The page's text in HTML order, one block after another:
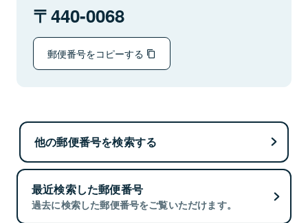
440-0068
郵便番号をコピーする
他の郵便番号を検索する
最近検索した郵便番号
過去に検索した郵便番号をご覧いただけます。